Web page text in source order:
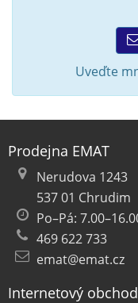
Uveďte
Prodejna EMAT
Nerudova 1243
537 01 Chrudim
Po–Pá:
469 622 733
emat@emat.cz
Internetový obchod